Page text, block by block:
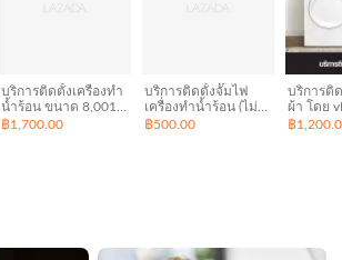
บริการติดตั้งเครื่องทำ
น้ำร้อน ขนาด 8,001 -
15,000 วัตต์ โดย vFIX
฿1,700.00
บริการติดตั้งจั๊มไฟ
เครื่องทำน้ำร้อน (ไม่
รวมติดตั้งระบบน้ำ-
฿500.00
บริการติ
ผ้า โดย
หนึ่ง
฿